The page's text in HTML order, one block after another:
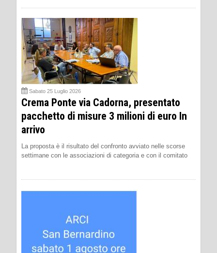
Sabato 25 Luglio 2026
Crema Ponte via Cadorna, presentato
pacchetto di misure 3 milioni di euro In
arrivo
La proposta è il risultato del confronto avviato nelle scorse
settimane con le associazioni di categoria e con il comitato